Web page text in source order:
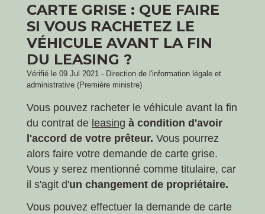
CARTE GRISE : QUE FAIRE
SI VOUS RACHETEZ LE
VÉHICULE AVANT LA FIN
DU LEASING ?
Vérifié le 09 Jul 2021 - Direction de l'information légale et
administrative (Première ministre)
Vous pouvez racheter le véhicule avant la fin
du contrat de leasing à condition d'avoir
l'accord de votre prêteur. Vous pourrez
alors faire votre demande de carte grise.
Vous y serez mentionné comme titulaire, car
il s'agit d'un changement de propriétaire.
Vous pouvez effectuer la demande de carte